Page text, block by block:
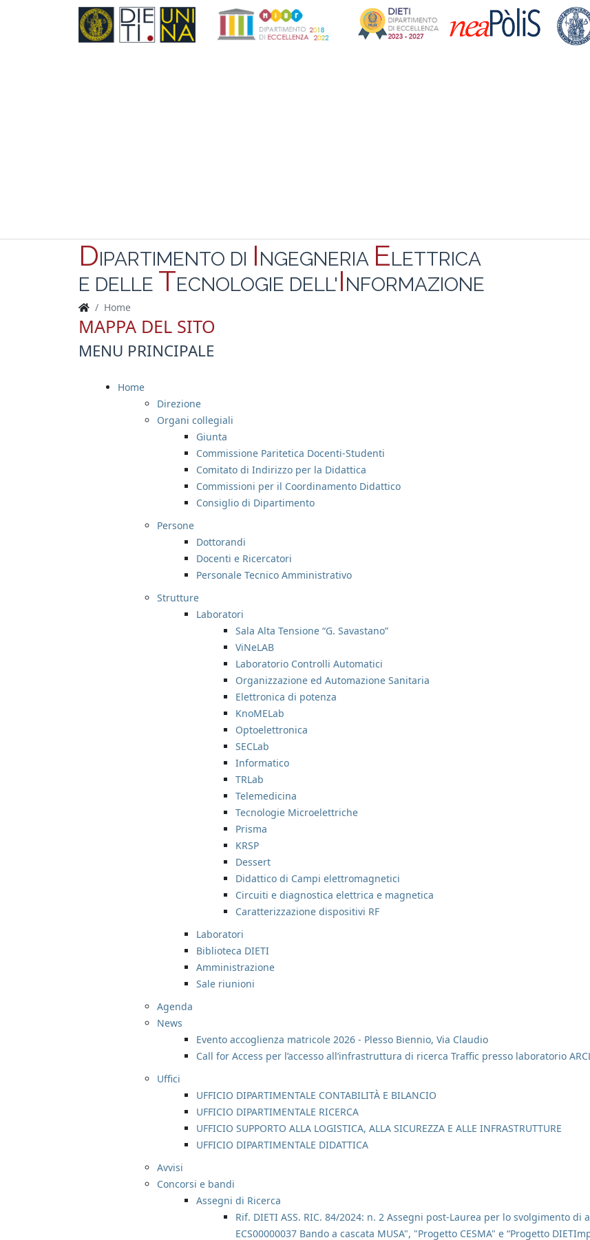
DIPARTIMENTO DI INGEGNERIA ELETTRICA
E DELLE TECNOLOGIE DELL'INFORMAZIONE
Home
MAPPA DEL SITO
MENU PRINCIPALE
Home
Direzione
Organi collegiali
Giunta
Commissione Paritetica Docenti-Studenti
Comitato di Indirizzo per la Didattica
Commissioni per il Coordinamento Didattico
Consiglio di Dipartimento
Persone
Dottorandi
Docenti e Ricercatori
Personale Tecnico Amministrativo
Strutture
Laboratori
Sala Alta Tensione “G. Savastano”
ViNeLAB
Laboratorio Controlli Automatici
Organizzazione ed Automazione Sanitaria
Elettronica di potenza
KnoMELab
Optoelettronica
SECLab
Informatico
TRLab
Telemedicina
Tecnologie Microelettriche
Prisma
KRSP
Dessert
Didattico di Campi elettromagnetici
Circuiti e diagnostica elettrica e magnetica
Caratterizzazione dispositivi RF
Laboratori
Biblioteca DIETI
Amministrazione
Sale riunioni
Agenda
News
Evento accoglienza matricole 2026 - Plesso Biennio, Via Claudio
Call for Access per l’accesso all’infrastruttura di ricerca Traffic presso laboratorio
Uffici
UFFICIO DIPARTIMENTALE CONTABILITÀ E BILANCIO
UFFICIO DIPARTIMENTALE RICERCA
UFFICIO SUPPORTO ALLA LOGISTICA, ALLA SICUREZZA E ALLE INFRASTRUTTURE
UFFICIO DIPARTIMENTALE DIDATTICA
Avvisi
Concorsi e bandi
Assegni di Ricerca
Rif. DIETI ASS. RIC. 84/2024: n. 2 Assegni post-Laurea per lo svolgimento
ECS00000037 Bando a cascata MUSA", "Progetto CESMA" e “Progetto